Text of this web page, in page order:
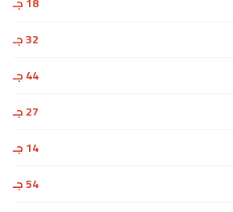
32 جـ
44 جـ
27 جـ
14 جـ
54 جـ